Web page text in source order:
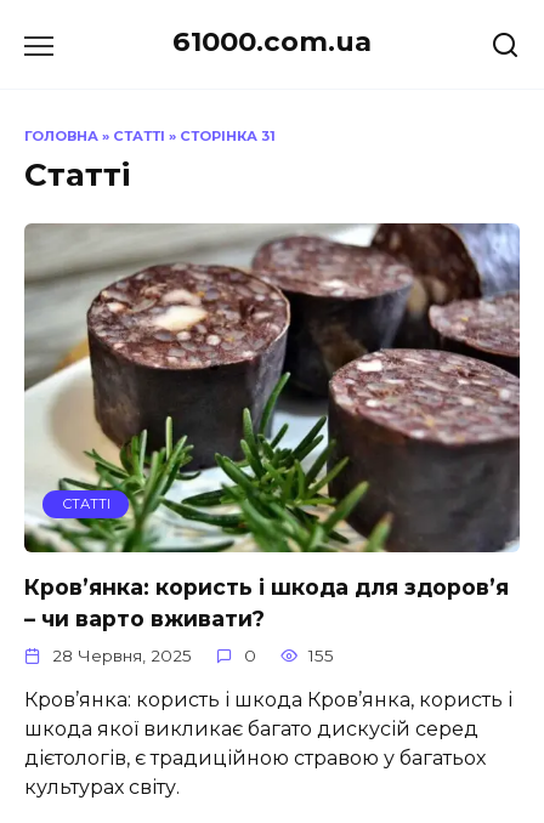
до
61000.com.ua
ГОЛОВНА » СТАТТІ » СТОРІНКА 31
Статті
СТАТТІ
Кров’янка: користь і шкода для здоров’я
– чи варто вживати?
28 Червня, 2025 0 155
Кров’янка: користь і шкода Кров’янка, користь і
шкода якої викликає багато дискусій серед
дієтологів, є традиційною стравою у багатьох
культурах світу.